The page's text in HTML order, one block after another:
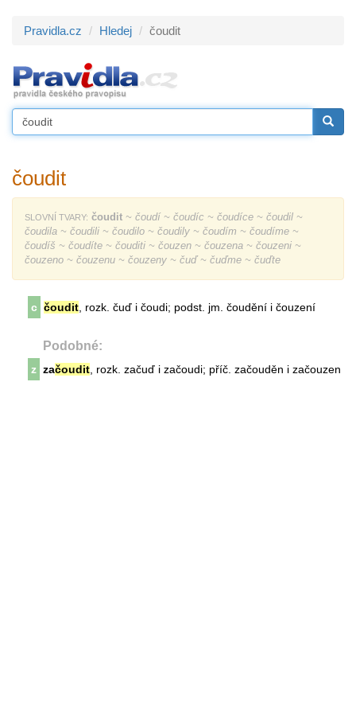
Pravidla.cz Hledej čoudit
čoudit
SLOVNÍ TVARY: čoudit ~ čoudí ~ čoudíc ~ čoudíce ~ čoudil ~
čoudila ~ čoudili ~ čoudilo ~ čoudily ~ čoudím ~ čoudíme ~
čoudíš ~ čoudíte ~ čouditi ~ čouzen ~ čouzena ~ čouzeni ~
čouzeno ~ čouzenu ~ čouzeny ~ čuď ~ čuďme ~ čuďte
c čoudit , rozk. čuď i čoudi; podst. jm. čoudění i čouzení
Podobné:
z začoudit , rozk. začuď i začoudi; příč. začouděn i začouzen